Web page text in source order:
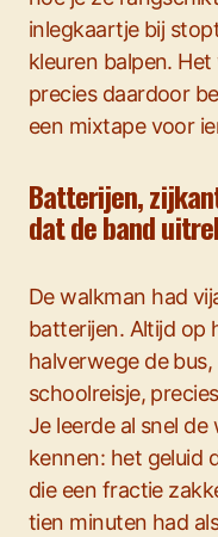
inlegkaartje bij
kleuren balpen.
precies daardoor
een mixtape voor
Batterijen,
dat de band
De walkman had
batterijen. Altijd op
halverwege de
schoolreisje,
Je leerde al snel
kennen: het geluid
die een fractie
tien minuten had